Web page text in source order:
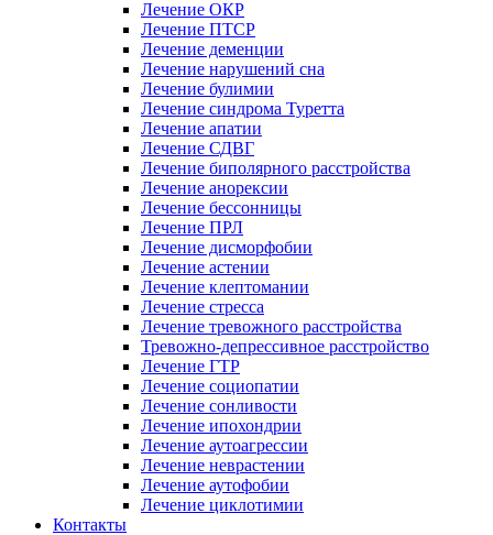
Лечение ОКР
Лечение ПТСР
Лечение деменции
Лечение нарушений сна
Лечение булимии
Лечение синдрома Туретта
Лечение апатии
Лечение СДВГ
Лечение биполярного расстройства
Лечение анорексии
Лечение бессонницы
Лечение ПРЛ
Лечение дисморфобии
Лечение астении
Лечение клептомании
Лечение стресса
Лечение тревожного расстройства
Тревожно-депрессивное расстройство
Лечение ГТР
Лечение социопатии
Лечение сонливости
Лечение ипохондрии
Лечение аутоагрессии
Лечение неврастении
Лечение аутофобии
Лечение циклотимии
Контакты